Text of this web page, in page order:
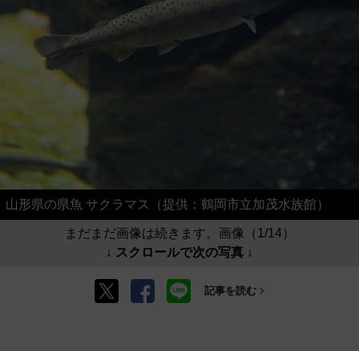
山形県の県魚 サクラマス（提供：鶴岡市立加茂水族館）
まだまだ画像は続きます。画像（1/14）
↓ スクロールで次の写真 ↓
記事を読む